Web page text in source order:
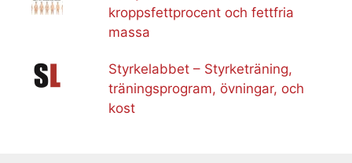
kroppsfettprocent och fettfria
massa
Styrkelabbet – Styrketräning,
träningsprogram, övningar, och
kost